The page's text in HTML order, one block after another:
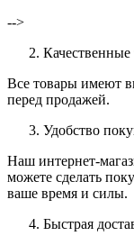
-->
Все товары имеют
перед продажей.
Удобство
Наш интернет-
можете сделать
ваше время и силы.
Быстрая